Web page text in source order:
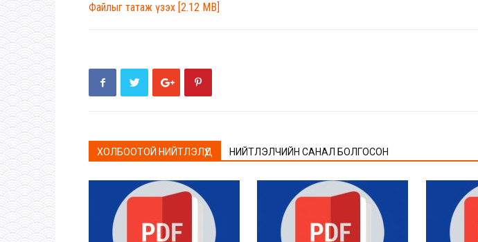
Файлыг татаж үзэх [2.12 MB]
ХОЛБООТОЙ НИЙТЛЭЛҮҮД НИЙТЛЭЛЧИЙН САНАЛ БОЛГОСОН